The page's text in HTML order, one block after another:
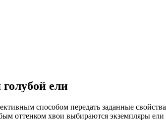
ели
способом передать заданные
оттенком хвои выбираются экземпляры